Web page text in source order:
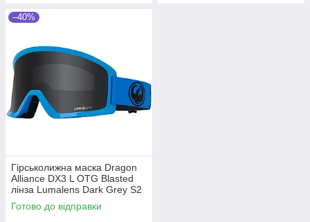
–40%
Гірськолижна маска Dragon
Alliance DX3 L OTG Blasted
лінза Lumalens Dark Grey S2
Готово до відправки